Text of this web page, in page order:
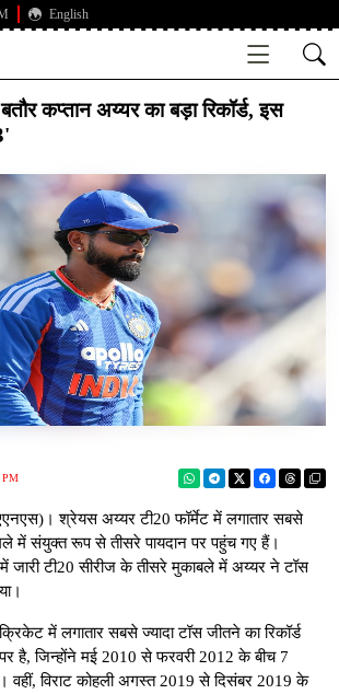
English
कप्तान अय्यर का बड़ा रिकॉर्ड, इस
PM
श्रेयस अय्यर टी20 फॉर्मेट में लगातार सबसे
में संयुक्त रूप से तीसरे पायदान पर पहुंच गए हैं।
जारी टी20 सीरीज के तीसरे मुकाबले में अय्यर ने टॉस
में लगातार सबसे ज्यादा टॉस जीतने का रिकॉर्ड
है, जिन्होंने मई 2010 से फरवरी 2012 के बीच 7
वहीं, विराट कोहली अगस्त 2019 से दिसंबर 2019 के